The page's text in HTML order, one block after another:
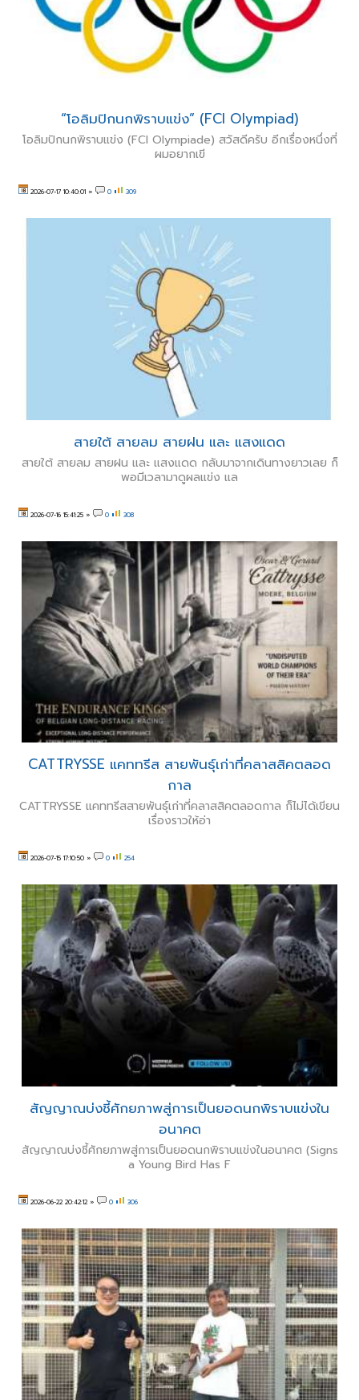
“โอลิมปิกนกพิราบแข่ง” (FCI Olympiad)
โอลิมปิกนกพิราบแข่ง (FCI Olympiade) สวัสดีครับ อีกเรื่องหนึ่งที่
ผมอยากเขี
2026-07-17 10:40:01 » 0 309
สายใต้ สายลม สายฝน และ แสงแดด
สายใต้ สายลม สายฝน และ แสงแดด กลับมาจากเดินทางยาวเลย ก็
พอมีเวลามาดูผลแข่ง แล
2026-07-16 15:41:25 » 0 308
CATTRYSSE แคททรีส สายพันธุ์เก่าที่คลาสสิคตลอด
กาล
CATTRYSSE แคททรีสสายพันธุ์เก่าที่คลาสสิคตลอดกาล ก็ไม่ได้เขียน
เรื่องราวให้อ่า
2026-07-15 17:10:50 » 0 254
สัญญาณบ่งชี้ศักยภาพสู่การเป็นยอดนกพิราบแข่งใน
อนาคต
สัญญาณบ่งชี้ศักยภาพสู่การเป็นยอดนกพิราบแข่งในอนาคต (Signs
a Young Bird Has F
2026-06-22 20:42:12 » 0 306